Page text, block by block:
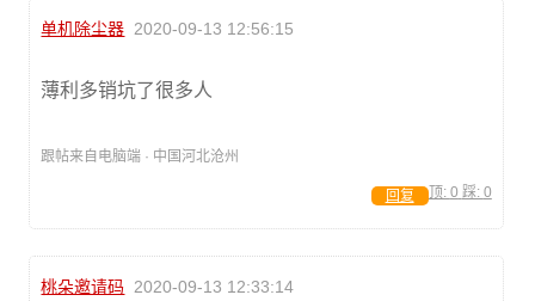
单机除尘器 2020-09-13 12:56:15
薄利多销坑了很多人
跟帖来自电脑端 · 中国河北沧州
顶: 0 踩: 0
回复
桃朵邀请码 2020-09-13 12:33:14